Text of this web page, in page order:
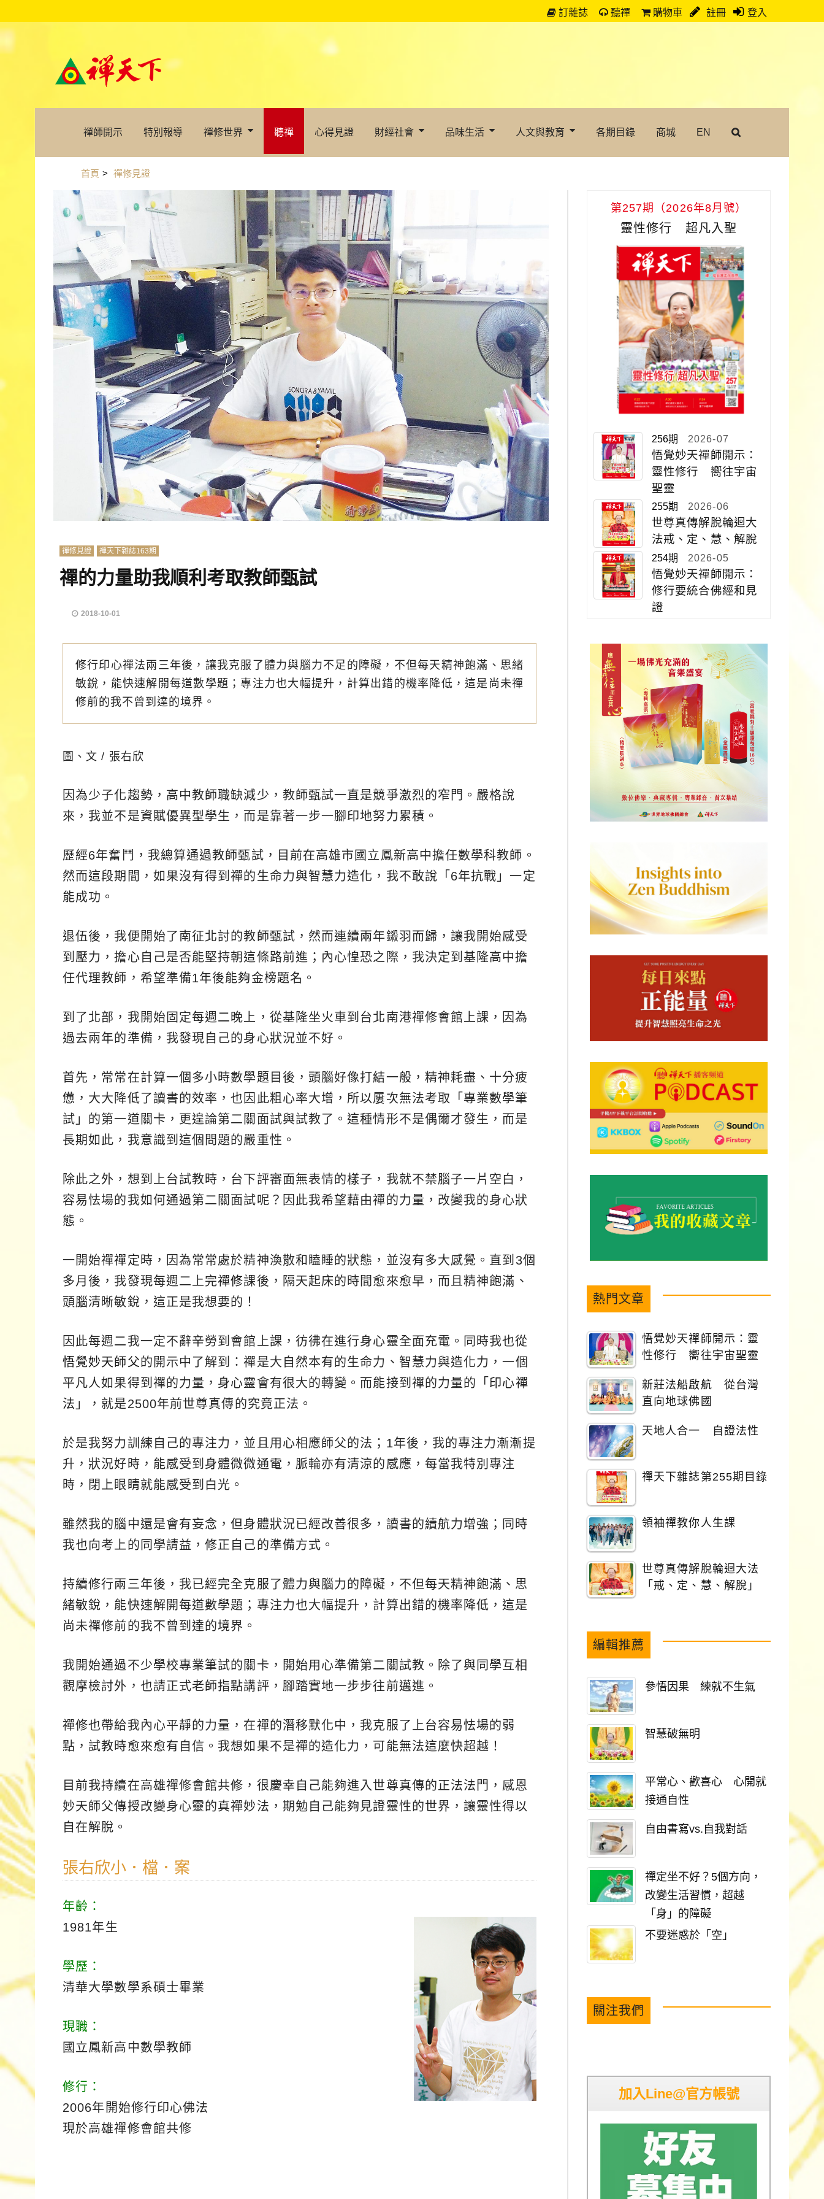
訂雜誌 聽禪 購物車 註冊 登入
禪師開示 特別報導 禪修世界 聽禪 心得見證 財經社會 品味生活 人文與教育 各期目錄 商城 EN
首頁 > 禪修見證
禪修見證 禪天下雜誌163期
禪的力量助我順利考取教師甄試
2018-10-01
修行印心禪法兩三年後，讓我克服了體力與腦力不足的障礙，不但每天精神飽滿、思緒
敏銳，能快速解開每道數學題；專注力也大幅提升，計算出錯的機率降低，這是尚未禪
修前的我不曾到達的境界。
圖、文 / 張右欣
因為少子化趨勢，高中教師職缺減少，教師甄試一直是競爭激烈的窄門。嚴格說
來，我並不是資賦優異型學生，而是靠著一步一腳印地努力累積。
歷經6年奮鬥，我總算通過教師甄試，目前在高雄市國立鳳新高中擔任數學科教師。
然而這段期間，如果沒有得到禪的生命力與智慧力造化，我不敢說「6年抗戰」一定
能成功。
退伍後，我便開始了南征北討的教師甄試，然而連續兩年鎩羽而歸，讓我開始感受
到壓力，擔心自己是否能堅持朝這條路前進；內心惶恐之際，我決定到基隆高中擔
任代理教師，希望準備1年後能夠金榜題名。
到了北部，我開始固定每週二晚上，從基隆坐火車到台北南港禪修會館上課，因為
過去兩年的準備，我發現自己的身心狀況並不好。
首先，常常在計算一個多小時數學題目後，頭腦好像打結一般，精神耗盡、十分疲
憊，大大降低了讀書的效率，也因此粗心率大增，所以屢次無法考取「專業數學筆
試」的第一道關卡，更遑論第二關面試與試教了。這種情形不是偶爾才發生，而是
長期如此，我意識到這個問題的嚴重性。
除此之外，想到上台試教時，台下評審面無表情的樣子，我就不禁腦子一片空白，
容易怯場的我如何通過第二關面試呢？因此我希望藉由禪的力量，改變我的身心狀
態。
一開始禪禪定 時，因為常常處於精神渙散和瞌睡的狀態，並沒有多大感覺。直到3個
多月後，我發現每週二上完禪修課後，隔天起床的時間愈來愈早，而且精神飽滿、
頭腦清晰敏銳，這正是我想要的！
因此每週二我一定不辭辛勞到會館上課，彷彿在進行身心靈全面充電。同時我也從
悟覺妙天師父的開示中了解到：禪是大自然本有的生命力、智慧力與造化力，一個
平凡人如果得到禪的力量，身心靈會有很大的轉變。而能接到禪的力量的「 印心禪
法 」，就是2500年前世尊真傳的究竟正法。
於是我努力訓練自己的專注力，並且用心相應師父的法；1年後，我的專注力漸漸提
升，狀況好時，能感受到身體微微通電，脈輪亦有清涼的感應，每當我特別專注
時，閉上眼睛就能感受到白光。
雖然我的腦中還是會有妄念，但身體狀況已經改善很多，讀書的續航力增強；同時
我也向考上的同學請益，修正自己的準備方式。
持續修行兩三年後，我已經完全克服了體力與腦力的障礙，不但每天精神飽滿、思
緒敏銳，能快速解開每道數學題；專注力也大幅提升，計算出錯的機率降低，這是
尚未禪修前的我不曾到達的境界。
我開始通過不少學校專業筆試的關卡，開始用心準備第二關試教。除了與同學互相
觀摩檢討外，也請正式老師指點講評，腳踏實地一步步往前邁進。
禪修也帶給我內心平靜的力量，在禪的潛移默化中，我克服了上台容易怯場的弱
點，試教時愈來愈有自信。我想如果不是禪的造化力，可能無法這麼快超越！
目前我持續在高雄禪修會館共修，很慶幸自己能夠進入世尊真傳的正法法門，感恩
妙天師父傳授改變身心靈的真禪妙法，期勉自己能夠見證靈性的世界，讓靈性得以
自在解脫。
張右欣小．檔．案
年齡：
1981年生
學歷：
清華大學數學系碩士畢業
現職：
國立鳳新高中數學教師
修行：
2006年開始修行印心佛法
現於高雄禪修會館共修
第257期（2026年8月號）
靈性修行 超凡入聖
256期 2026-07
悟覺妙天禪師開示：
靈性修行 嚮往宇宙
聖靈
255期 2026-06
世尊真傳解脫輪迴大
法戒、定、慧、解脫
254期 2026-05
悟覺妙天禪師開示：
修行要統合佛經和見
證
熱門文章
悟覺妙天禪師開示：靈
性修行 嚮往宇宙聖靈
新莊法船啟航 從台灣
直向地球佛國
天地人合一 自證法性
禪天下雜誌第255期目錄
領袖禪教你人生課
世尊真傳解脫輪迴大法
「戒、定、慧、解脫」
編輯推薦
參悟因果 練就不生氣
智慧破無明
平常心、歡喜心 心開就
接通自性
自由書寫vs.自我對話
禪定坐不好？5個方向，
改變生活習慣，超越
「身」的障礙
不要迷惑於「空」
關注我們
加入Line@官方帳號